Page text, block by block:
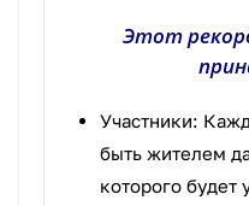
Этот
Участники:
быть жителем
которого будет